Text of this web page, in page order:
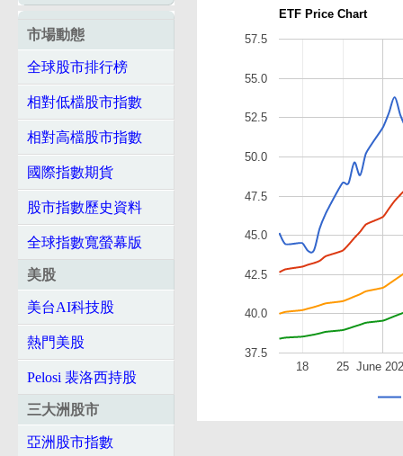
市場動態
全球股市排行榜
相對低檔股市指數
相對高檔股市指數
國際指數期貨
股市指數歷史資料
全球指數寬螢幕版
美股
美台AI科技股
熱門美股
Pelosi 裴洛西持股
三大洲股市
亞洲股市指數
ETF Price Chart
June
18 25
37.5
40.0
42.5
45.0
47.5
50.0
52.5
55.0
57.5